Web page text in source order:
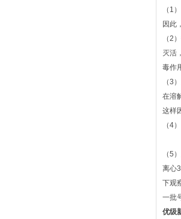
（1
因此
（2
灭活
毒作
（3
在溶
这样
（4
（5
离心
下观
一批
优级